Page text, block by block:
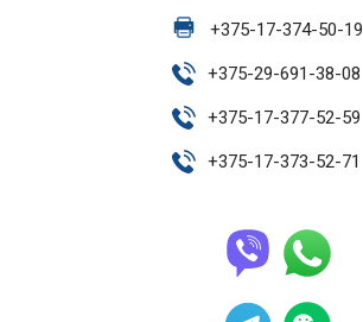
+375-17-374-50-19
+375-29-691-38-08
+375-17-377-52-59
+375-17-373-52-71